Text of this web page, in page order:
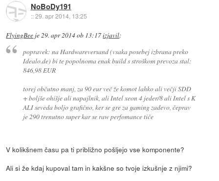
NoBoDy191
::29. apr 2014, 13:25
FlyingBee je29. apr 2014 ob 13:17izjavil:
popravek: na Hardwareversand (vsaka posebej izbrana preko
Idealo.de) bi te popolnoma enak build s stroškom prevoza stal:
846,98 EUR
torej občutno manj, za 90 eur več že komot lahko ali večji SDD
+ boljše ohišje ali napajlnik, ali Intel xeon 4 jeder/8 ali Intel s K
ALI seveda boljo grafično, ker se gre za gaming zadevo, čeprav
je 290 trenutno super kar se raw perfomance tiče
V kolikšnem času pa ti približno pošljejo vse komponente?
Ali si že kdaj kupoval tam in kakšne so tvoje izkušnje z njimi?